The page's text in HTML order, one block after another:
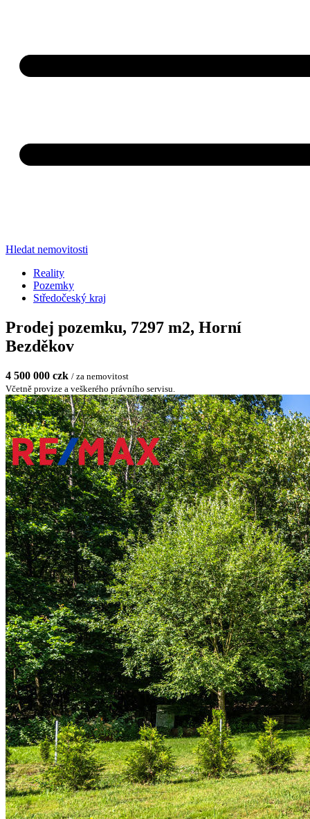
Hledat nemovitosti
Reality
Pozemky
Středočeský kraj
Prodej pozemku, 7297 m2, Horní
Bezděkov
4 500 000 czk / za nemovitost
Včetně provize a veškerého právního servisu.